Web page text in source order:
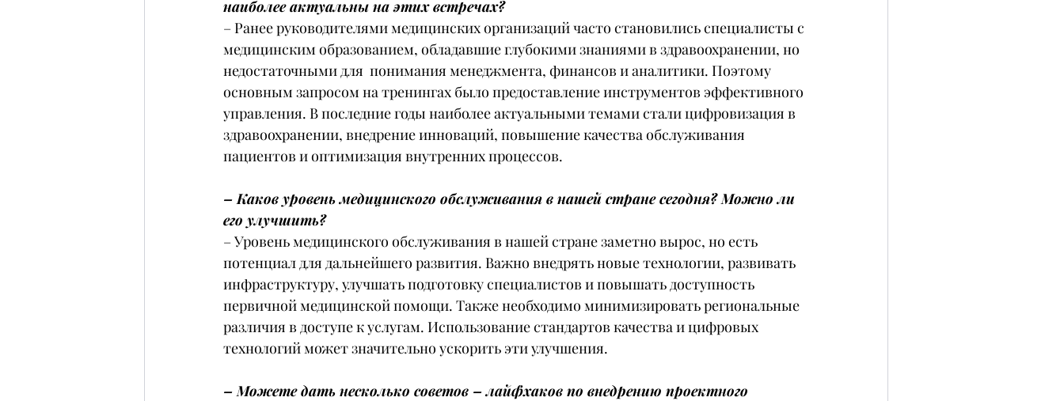
наиболее актуальны на этих встречах?
– Ранее руководителями медицинских организаций часто становились специалисты с
медицинским образованием, обладавшие глубокими знаниями в здравоохранении, но
недостаточными для  понимания менеджмента, финансов и аналитики. Поэтому
основным запросом на тренингах было предоставление инструментов эффективного
управления. В последние годы наиболее актуальными темами стали цифровизация в
здравоохранении, внедрение инноваций, повышение качества обслуживания
пациентов и оптимизация внутренних процессов.
– Каков уровень медицинского обслуживания в нашей стране сегодня? Можно ли
его улучшить?
– Уровень медицинского обслуживания в нашей стране заметно вырос, но есть
потенциал для дальнейшего развития. Важно внедрять новые технологии, развивать
инфраструктуру, улучшать подготовку специалистов и повышать доступность
первичной медицинской помощи. Также необходимо минимизировать региональные
различия в доступе к услугам. Использование стандартов качества и цифровых
технологий может значительно ускорить эти улучшения.
– Можете дать несколько советов – лайфхаков по внедрению проектного